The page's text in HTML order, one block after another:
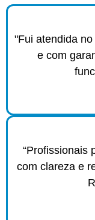
"Fui atendida
e com
“Profissionais
com clareza e